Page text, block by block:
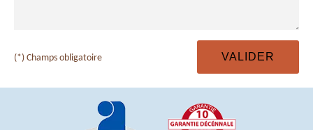
(*) Champs obligatoire